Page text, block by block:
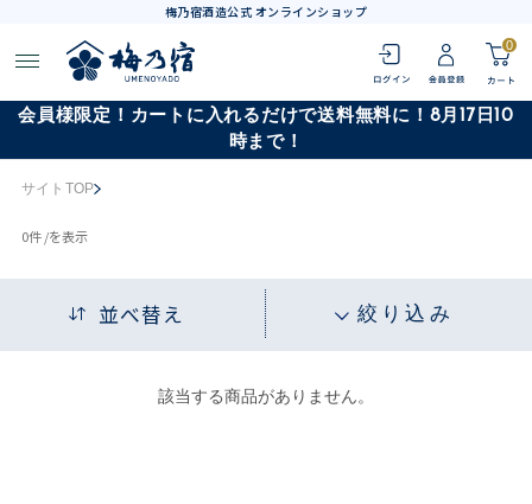
梅乃宿酒造公式 オンラインショップ
0
会員様限定！カートに入れるだけで送料無料に！8月17日10
時まで！
サイトTOP
0件 /を表示
並べ替え 絞り込み
該当する商品がありません。